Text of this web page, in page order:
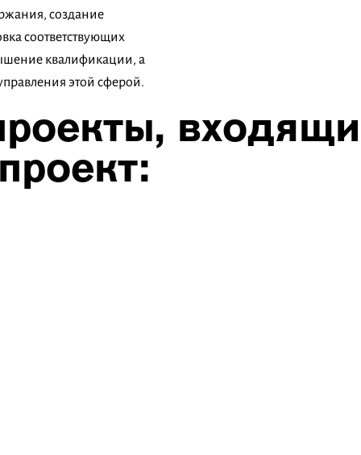
создание
соответствующих
квалификации, а
этой сферой.